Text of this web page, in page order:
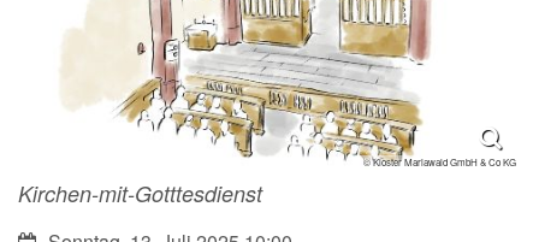
© Kloster Mariawald GmbH & Co KG
Kirchen-mit-Gotttesdienst